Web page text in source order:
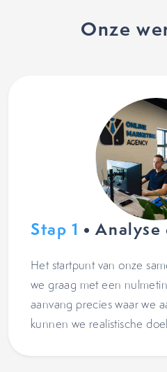
Onze
Stap 1 •
Het startpunt van onze
we graag met een
aanvang precies waar we
kunnen we realistische